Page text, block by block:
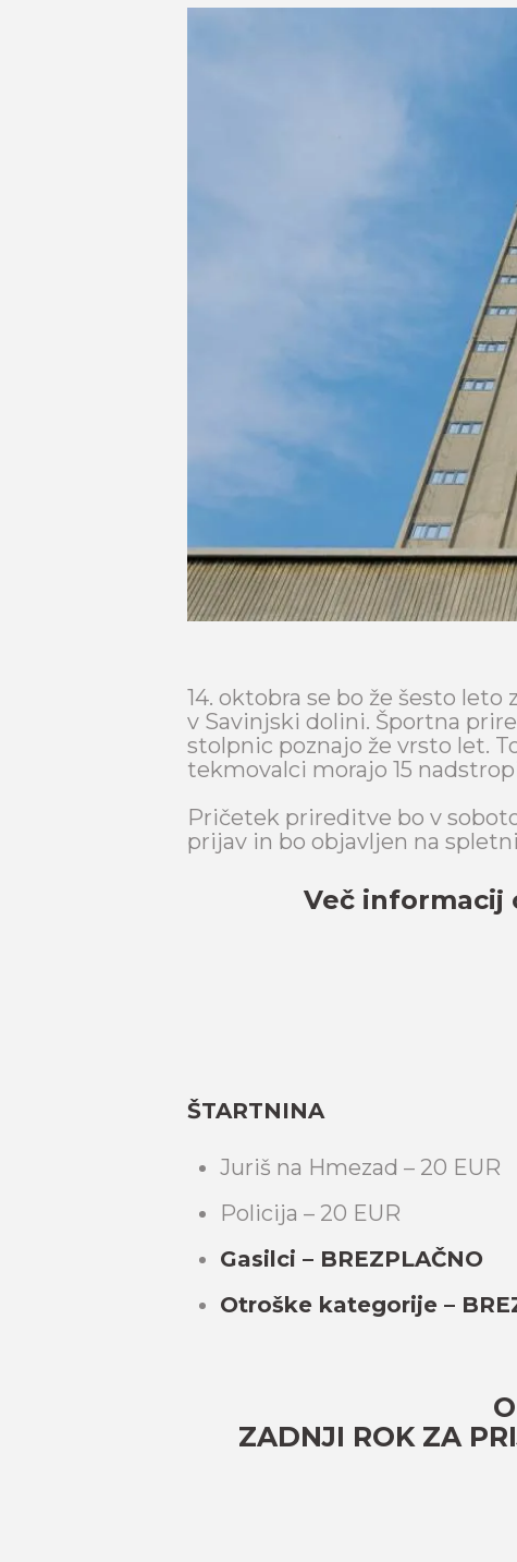
14. oktobra se bo že šesto leto
v Savinjski dolini. Športna
stolpnic poznajo že vrsto let.
tekmovalci morajo 15
Pričetek prireditve bo v
prijav in bo objavljen na
Več informacij
ŠTARTNINA
Juriš na Hmezad – 20 EUR
Policija – 20 EUR
Gasilci – BREZPLAČNO
Otroške kategorije –
ZADNJI ROK ZA